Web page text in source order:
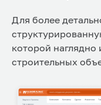
Для более
которой
строительных